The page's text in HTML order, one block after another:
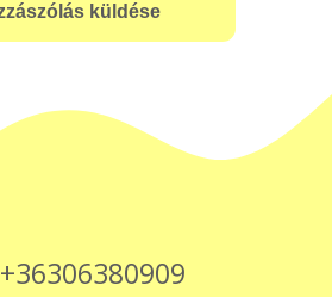
+36306380909